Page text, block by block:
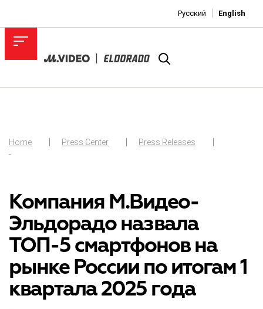
Русский English
Home Press Center
Press Releases
-
Компания М.Видео-
Эльдорадо назвала
ТОП-5 смартфонов на
рынке России по итогам 1
квартала 2025 года